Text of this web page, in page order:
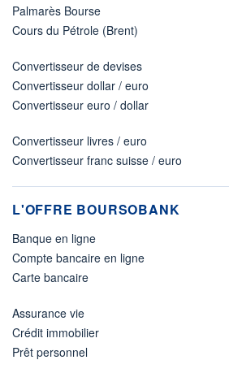
Palmarès Bourse
Cours du Pétrole (Brent)
Convertisseur de devises
Convertisseur dollar / euro
Convertisseur euro / dollar
Convertisseur livres / euro
Convertisseur franc suisse / euro
L'OFFRE BOURSOBANK
Banque en ligne
Compte bancaire en ligne
Carte bancaire
Assurance vie
Crédit immobilier
Prêt personnel